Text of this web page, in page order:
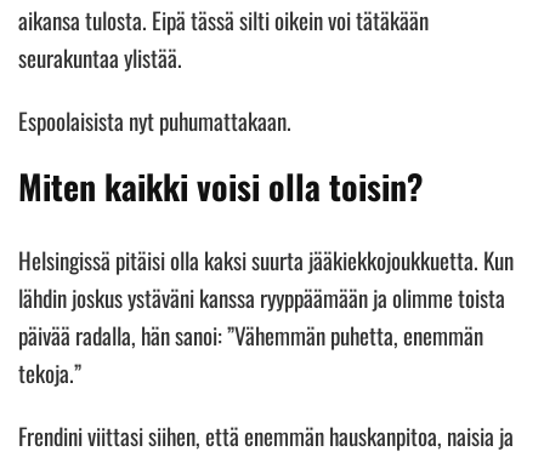
aikansa tulosta. Eipä tässä silti oikein voi tätäkään
seurakuntaa ylistää.
Espoolaisista nyt puhumattakaan.
Miten kaikki voisi olla toisin?
Helsingissä pitäisi olla kaksi suurta jääkiekkojoukkuetta. Kun
lähdin joskus ystäväni kanssa ryyppäämään ja olimme toista
päivää radalla, hän sanoi: ”Vähemmän puhetta, enemmän
tekoja.”
Frendini viittasi siihen, että enemmän hauskanpitoa, naisia ja